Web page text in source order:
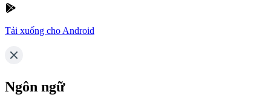
Tải xuống cho Android
Ngôn ngữ